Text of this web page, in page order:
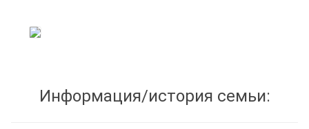
Информация/история семьи: